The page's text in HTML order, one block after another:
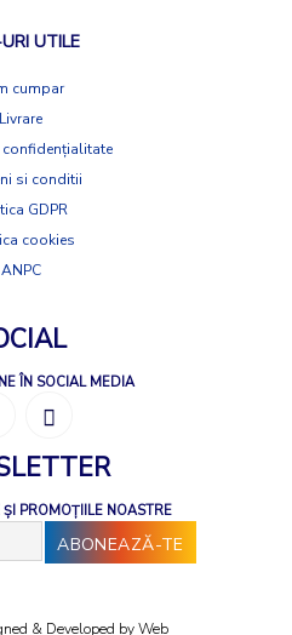
UTILE
cumpar
Livrare
confidențialitate
si conditii
GDPR
cookies
ANPC
ÎN SOCIAL MEDIA
ȘI PROMOȚIILE NOASTRE
& Developed byWeb